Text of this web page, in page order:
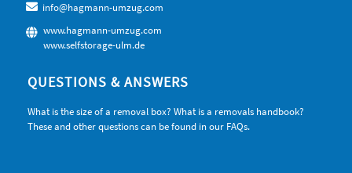
info@hagmann-umzug.com
www.hagmann-umzug.com
www.selfstorage-ulm.de
QUESTIONS & ANSWERS
What is the size of a removal box? What is a removals handbook?
These and other questions can be found in our FAQs.